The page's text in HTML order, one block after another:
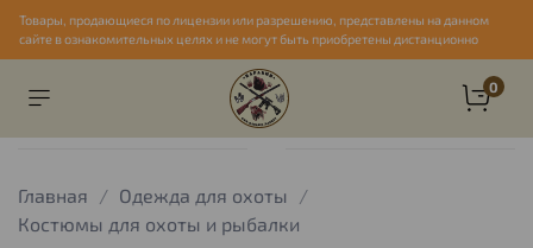
Товары, продающиеся по лицензии или разрешению, представлены на данном
сайте в ознакомительных целях и не могут быть приобретены дистанционно
0
Главная
Одежда для охоты
Костюмы для охоты и рыбалки